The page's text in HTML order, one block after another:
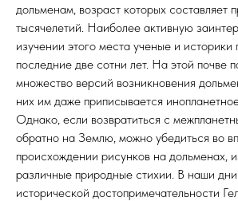
дольменам, возраст которых составляет
тысячелетий. Наиболее активную
изучении этого места ученые и историки
последние две сотни лет. На этой почве
множество версий возникновения
них им даже приписывается
Однако, если возвратиться с
обратно на Землю, можно убедиться во
происхождении рисунков на дольменах,
различные природные стихии. В наши дни
исторической достопримечательности